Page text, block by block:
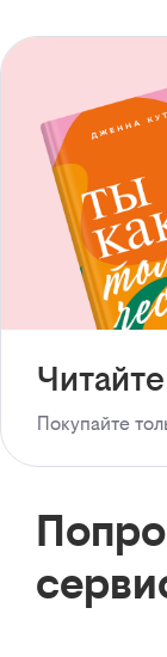
Покупайте